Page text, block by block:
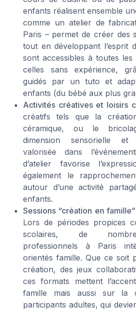
enfants réalisent ensemble
comme un atelier de
Paris – permet de créer des
tout en développant l’esprit
sont accessibles à toutes
celles sans expérience,
guidés par un tuto et
enfants (du bébé aux plus
Activités créatives et loisirs
créatifs tels que la
céramique, ou le
dimension sensorielle et
valorisée dans
d’atelier favorise
également le
autour d’une activité
enfants.
Sessions “création en
Lors de périodes propices
scolaires, de
professionnels à Paris
orientés famille. Que ce soit
création, des jeux
ces formats mettent
famille mais aussi sur la
participants adultes, qui